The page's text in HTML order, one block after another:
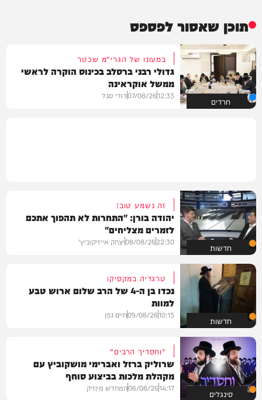
תוכן שאסור לפספס
חרדים
במעונו של הגרי"מ שכטר
גדולי רבני ברסלב בכינוס הוקרה לראשי
ממשל אוקראינה
12:33
07/08/26דודי סגל
חדשות
זה נשמע טוב!
יהודה בורן: "התחרות לא תהפוך אתכם
לזמרים מצליחים"
22:30
08/08/26יצחק אייזיקוביץ'
חדשות
טרגדיה במקסיקו
נכדו בן ה-4 של הרב שלום ארוש טבע
למוות
10:15
09/08/26חיים גפן
סינגלים
"וחסדיך הרבים"
שרוליק ברזל ואברימי מושקוביץ עם
מקהלת מלכות בביצוע סוחף
14:17
06/08/26המחדש מיוזיק